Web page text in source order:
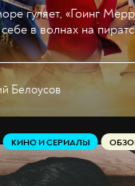
гуляет, «Гоинг
в волнах на
Белоусов
КИНО И СЕРИАЛЫ